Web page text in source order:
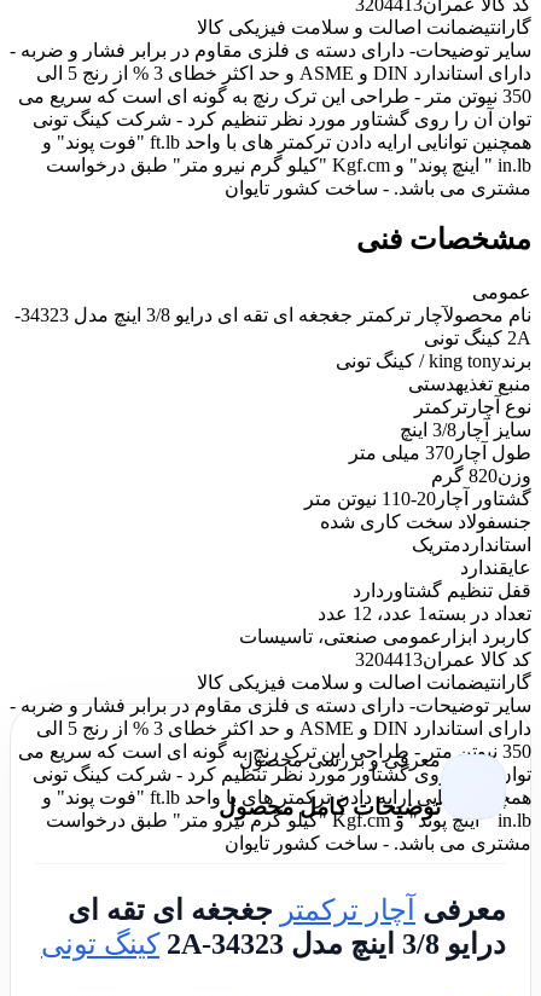
گارانتیضمانت اصالت و سلامت فیزیکی کالا
سایر توضیحات- دارای دسته ی فلزی مقاوم در برابر فشار و ضربه -
دارای استاندارد DIN و ASME و حد اکثر خطای 3 % از رنج 5 الی
350 نیوتن متر - طراحی این ترک رنچ به گونه ای است که سریع می
توان آن را روی گشتاور مورد نظر تنظیم کرد - شرکت کینگ تونی
همچنین توانایی ارایه دادن ترکمتر های با واحد ft.lb "فوت پوند" و
in.lb " اینچ پوند" و Kgf.cm "کیلو گرم نیرو متر" طبق درخواست
مشتری می باشد. - ساخت کشور تایوان
مشخصات فنی
عمومی
نام محصول
آچار ترکمتر جغجغه ای تقه ای درایو 3/8 اینچ مدل 34323-
2A کینگ تونی
برندking tony / کینگ تونی
منبع تغذیهدستی
نوع آچار ترکمتر
سایز آچار 3/8 اینچ
طول آچار 370 میلی متر
وزن820 گرم
گشتاور آچار 20-110 نیوتن متر
جنسفولاد سخت کاری شده
استانداردمتریک
عایقندارد
قفل تنظیم گشتاور دارد
تعداد در بسته 1 عدد، 12 عدد
کاربرد ابزار عمومی صنعتی، تاسیسات
کد کالا عمران3204413
گارانتیضمانت اصالت و سلامت فیزیکی کالا
سایر توضیحات- دارای دسته ی فلزی مقاوم در برابر فشار و ضربه -
دارای استاندارد DIN و ASME و حد اکثر خطای 3 % از رنج 5 الی
350 نیوتن متر - طراحی این ترک رنچ به گونه ای است که سریع می
توان آن را روی گشتاور مورد نظر تنظیم کرد - شرکت کینگ تونی
همچنین توانایی ارایه دادن ترکمتر های با واحد ft.lb "فوت پوند" و
in.lb " اینچ پوند" و Kgf.cm "کیلو گرم نیرو متر" طبق درخواست
مشتری می باشد. - ساخت کشور تایوان
معرفی و بررسی محصول
توضیحات کامل محصول
معرفی آچار ترکمتر جغجغه ای تقه ای
درایو 3/8 اینچ مدل 34323-2A
کینگ تونی